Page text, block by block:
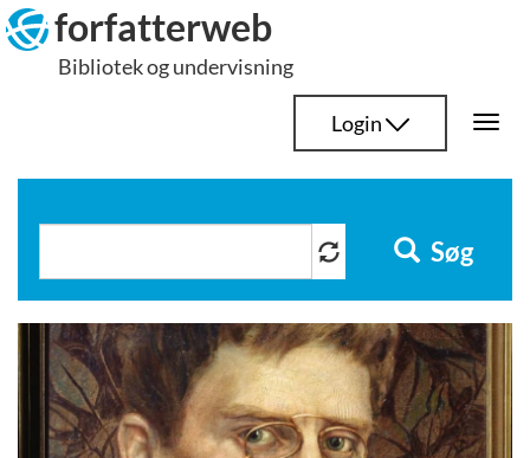
Hop
til
indhold
forfatterweb
Bibliotek og undervisning
Login
Søg